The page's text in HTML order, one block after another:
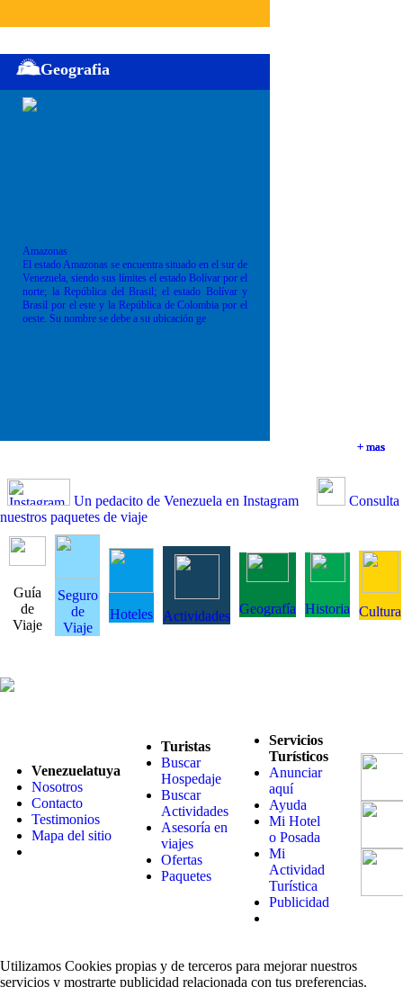
+ mas
+ mas
+ mas
Geografia
Amazonas
El estado Amazonas se encuentra situado en el sur de
Venezuela, siendo sus límites el estado Bolívar por el
norte; la República del Brasil; el estado Bolívar y
Brasil por el este y la República de Colombia por el
oeste. Su nombre se debe a su ubicación ge
+ mas
Un pedacito de Venezuela en Instagram
Consulta
nuestros paquetes de viaje
Guía
de
Viaje
Seguro
de
Viaje
Hoteles Actividades Geografía Historia Cultura
Venezuelatuya
Nosotros
Contacto
Testimonios
Mapa del sitio
Turistas
Buscar
Hospedaje
Buscar
Actividades
Asesoría en
viajes
Ofertas
Paquetes
Servicios
Turísticos
Anunciar
aquí
Ayuda
Mi Hotel
o Posada
Mi
Actividad
Turística
Publicidad
Utilizamos Cookies propias y de terceros para mejorar nuestros
servicios y mostrarte publicidad relacionada con tus preferencias.